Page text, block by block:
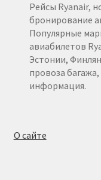
Рейсы Ryanair,
бронирование
Популярные
авиабилетов
Эстонии,
провоза
информация.
О сайте